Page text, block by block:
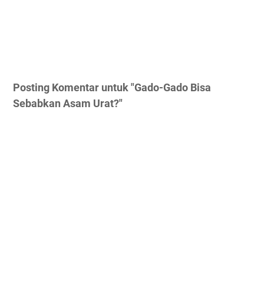
Posting Komentar untuk "Gado-Gado Bisa
Sebabkan Asam Urat?"